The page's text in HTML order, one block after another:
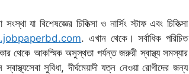
যা বিশেষজ্ঞের চিকিত্সা ও নার্সিং স্টাফ এবং চিকিত্সা
. এখান থেকে। সর্বাধিক পরিচিত
থেকে আকস্মিক অসুস্থতা পর্যন্ত জরুরী স্বাস্থ্য সমস্যার
সুবিধা, দীর্ঘমেয়াদী যত্ন নেওয়া রোগীদের জন্য